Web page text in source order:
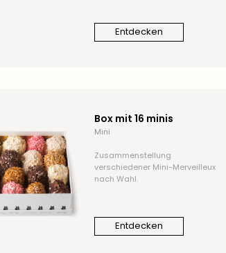
Entdecken
Box mit 16 minis
Mini
Zusammenstellung
verschiedener Mini-Merveilleux
nach Wahl.
Entdecken